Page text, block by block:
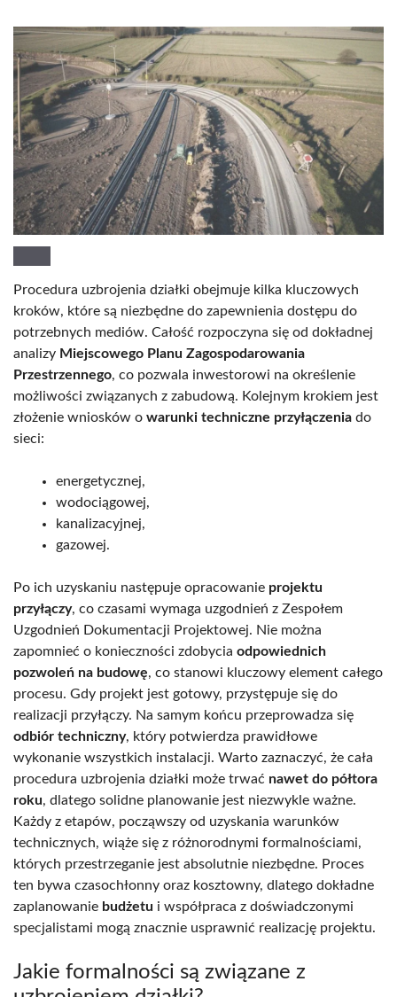
Procedura uzbrojenia działki obejmuje kilka kluczowych
kroków, które są niezbędne do zapewnienia dostępu do
potrzebnych mediów. Całość rozpoczyna się od dokładnej
analizy Miejscowego Planu Zagospodarowania
Przestrzennego, co pozwala inwestorowi na określenie
możliwości związanych z zabudową. Kolejnym krokiem jest
złożenie wniosków o warunki techniczne przyłączenia do
sieci:
energetycznej,
wodociągowej,
kanalizacyjnej,
gazowej.
Po ich uzyskaniu następuje opracowanie projektu
przyłączy, co czasami wymaga uzgodnień z Zespołem
Uzgodnień Dokumentacji Projektowej. Nie można
zapomnieć o konieczności zdobycia odpowiednich
pozwoleń na budowę, co stanowi kluczowy element całego
procesu. Gdy projekt jest gotowy, przystępuje się do
realizacji przyłączy. Na samym końcu przeprowadza się
odbiór techniczny, który potwierdza prawidłowe
wykonanie wszystkich instalacji. Warto zaznaczyć, że cała
procedura uzbrojenia działki może trwać nawet do półtora
roku, dlatego solidne planowanie jest niezwykle ważne.
Każdy z etapów, począwszy od uzyskania warunków
technicznych, wiąże się z różnorodnymi formalnościami,
których przestrzeganie jest absolutnie niezbędne. Proces
ten bywa czasochłonny oraz kosztowny, dlatego dokładne
zaplanowanie budżetu i współpraca z doświadczonymi
specjalistami mogą znacznie usprawnić realizację projektu.
Jakie formalności są związane z